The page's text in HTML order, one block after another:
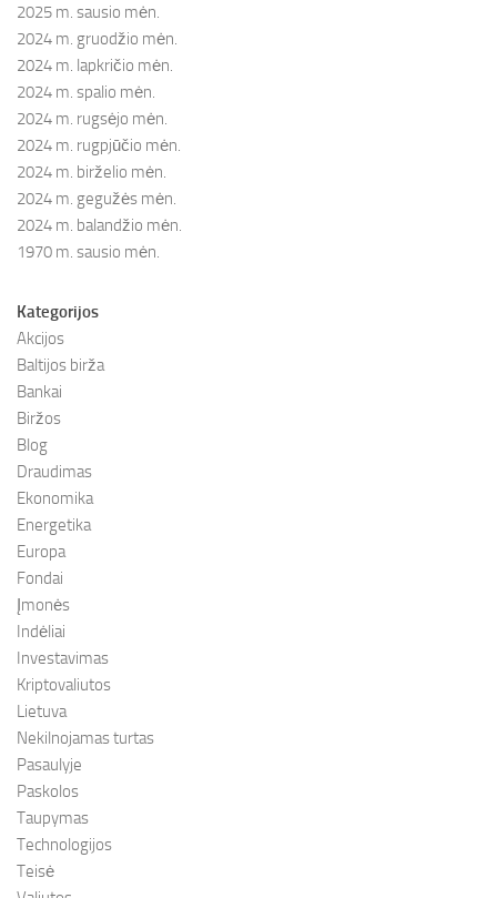
2025 m. sausio mėn.
2024 m. gruodžio mėn.
2024 m. lapkričio mėn.
2024 m. spalio mėn.
2024 m. rugsėjo mėn.
2024 m. rugpjūčio mėn.
2024 m. birželio mėn.
2024 m. gegužės mėn.
2024 m. balandžio mėn.
1970 m. sausio mėn.
Kategorijos
Akcijos
Baltijos birža
Bankai
Biržos
Blog
Draudimas
Ekonomika
Energetika
Europa
Fondai
Įmonės
Indėliai
Investavimas
Kriptovaliutos
Lietuva
Nekilnojamas turtas
Pasaulyje
Paskolos
Taupymas
Technologijos
Teisė